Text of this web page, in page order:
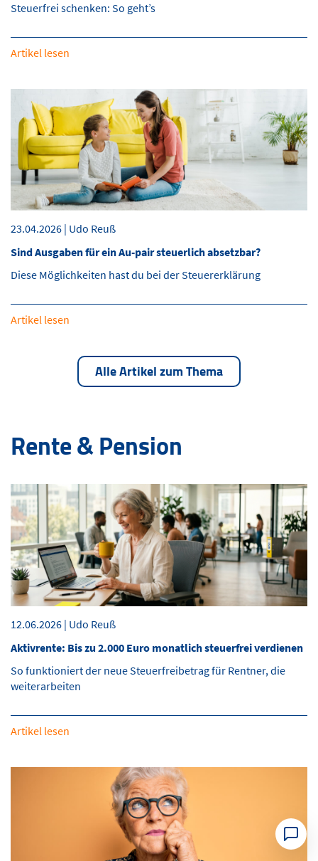
Steuerfrei schenken: So geht’s
Artikel lesen
23.04.2026 | Udo Reuß
Sind Ausgaben für ein Au-pair steuerlich absetzbar?
Diese Möglichkeiten hast du bei der Steuererklärung
Artikel lesen
Alle Artikel zum Thema
Rente & Pension
12.06.2026 | Udo Reuß
Aktivrente: Bis zu 2.000 Euro monatlich steuerfrei verdienen
So funktioniert der neue Steuerfreibetrag für Rentner, die
weiterarbeiten
Artikel lesen